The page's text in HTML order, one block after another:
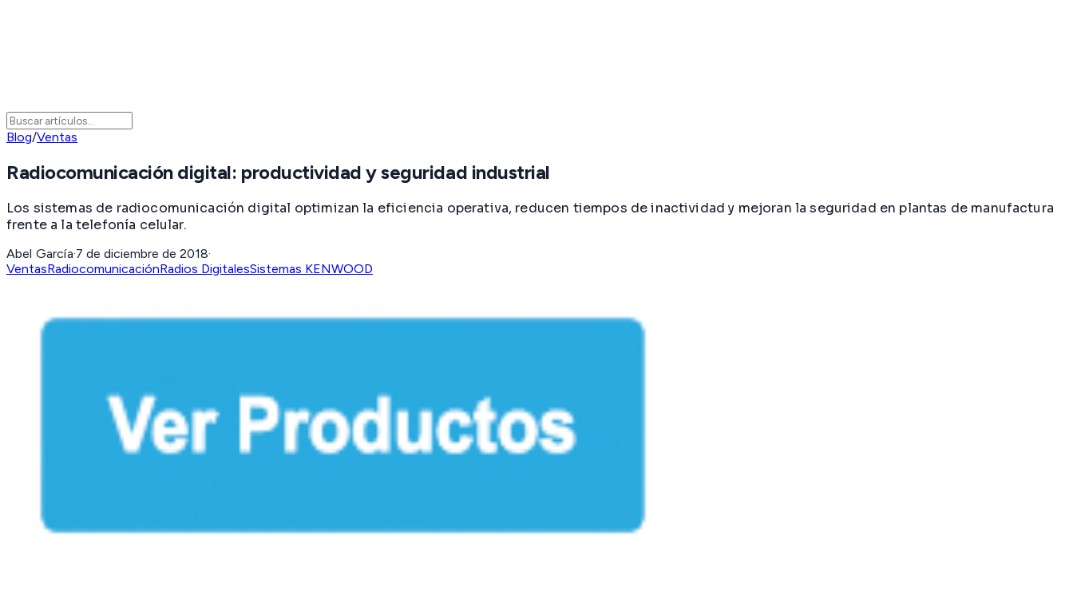
Blog/Ventas
Radiocomunicación digital: productividad y seguridad industrial
Los sistemas de radiocomunicación digital optimizan la eficiencia operativa, reducen tiempos de inactividad y mejoran la seguridad en plantas de manufactura
frente a la telefonía celular.
Abel García·7 de diciembre de 2018·
VentasRadiocomunicaciónRadios DigitalesSistemas KENWOOD